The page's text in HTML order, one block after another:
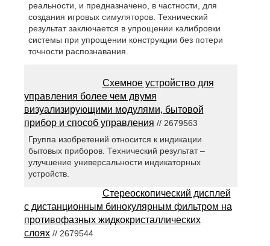
реальности, и предназначено, в частности, для
создания игровых симуляторов. Технический
результат заключается в упрощении калибровки
системы при упрощении конструкции без потери
точности распознавания.
Схемное устройство для
управления более чем двумя
визуализирующими модулями, бытовой
прибор и способ управления // 2679563
Группа изобретений относится к индикации
бытовых приборов. Технический результат –
улучшение универсальности индикаторных
устройств.
Стереоскопический дисплей
с дистанционным бинокулярным фильтром на
противофазных жидкокристаллических
слоях// 2679544